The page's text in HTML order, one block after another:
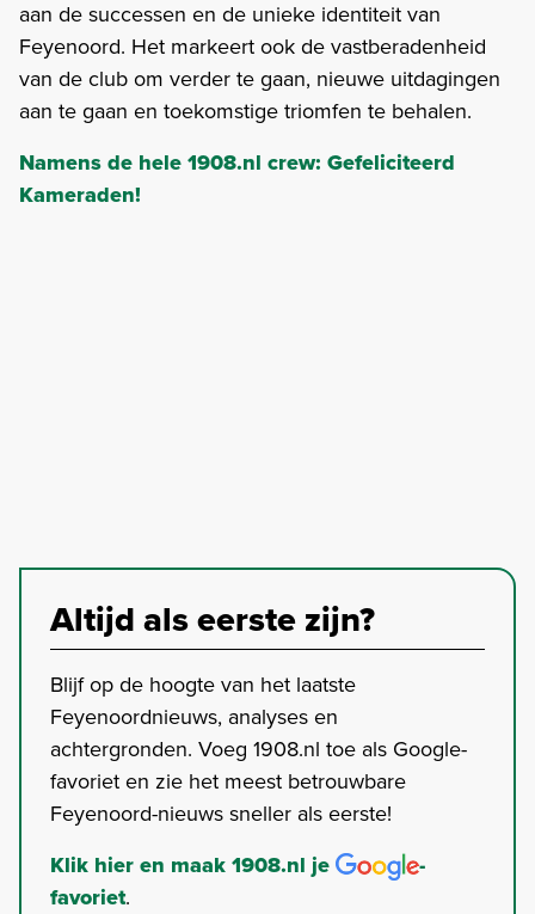
aan de successen en de unieke identiteit van
Feyenoord. Het markeert ook de vastberadenheid
van de club om verder te gaan, nieuwe uitdagingen
aan te gaan en toekomstige triomfen te behalen.
Namens de hele 1908.nl crew: Gefeliciteerd
Kameraden!
Altijd als eerste zijn?
Blijf op de hoogte van het laatste
Feyenoordnieuws, analyses en
achtergronden. Voeg 1908.nl toe als Google-
favoriet en zie het meest betrouwbare
Feyenoord-nieuws sneller als eerste!
Klik hier en maak 1908.nl je
-
favoriet.